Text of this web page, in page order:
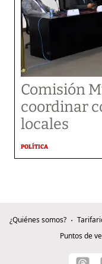
Comisión
coordinar
locales
POLÍTICA
¿Quiénes somos?
Puntos de